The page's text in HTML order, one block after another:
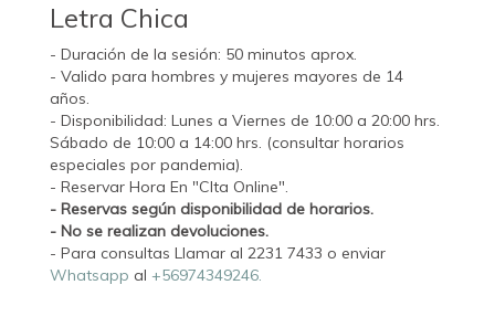
Letra Chica
- Duración de la sesión: 50 minutos aprox.
- Valido para hombres y mujeres mayores de 14
años.
- Disponibilidad: Lunes a Viernes de 10:00 a 20:00 hrs.
Sábado de 10:00 a 14:00 hrs. (consultar horarios
especiales por pandemia).
- Reservar Hora En "CIta Online".
- Reservas según disponibilidad de horarios.
- No se realizan devoluciones.
- Para consultas Llamar al 2231 7433 o enviar
Whatsapp al +56974349246.